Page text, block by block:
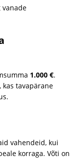
1.000 €.
tavapärane
vahendeid, kui
korraga. Võti on